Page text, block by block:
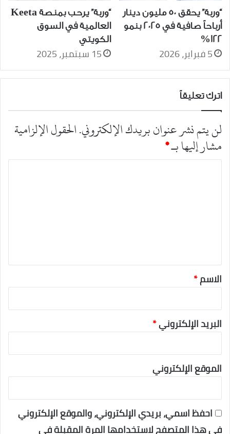
“وربة” يحقق 50 مليون دينار
أرباحاً صافية في 2025 بنمو
122%
5 فبراير، 2026
“وربة” يرحب بمنصة Keeta
العالمية في السوق
الكويتي
15 سبتمبر، 2025
اترك تعليقاً
لن يتم نشر عنوان بريدك الإلكتروني.الحقول الإلزامية
مشار إليها بـ*
ا
الاسم*
البريد الإلكتروني*
الموقع الإلكتروني
احفظ اسمي، بريدي الإلكتروني، والموقع الإلكتروني
في هذا المتصفح لاستخدامها المرة المقبلة في